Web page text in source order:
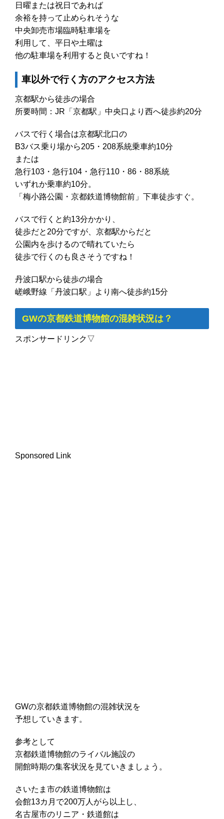
日曜または祝日であれば
余裕を持って止められそうな
中央卸売市場臨時駐車場を
利用して、平日や土曜は
他の駐車場を利用すると良いですね！
車以外で行く方のアクセス方法
京都駅から徒歩の場合
所要時間：JR「京都駅」中央口より西へ徒歩約20分
バスで行く場合は京都駅北口の
B3バス乗り場から205・208系統乗車約10分
または
急行103・急行104・急行110・86・88系統
いずれか乗車約10分。
「梅小路公園・京都鉄道博物館前」下車徒歩すぐ。
バスで行くと約13分かかり、
徒歩だと20分ですが、京都駅からだと
公園内を歩けるので晴れていたら
徒歩で行くのも良さそうですね！
丹波口駅から徒歩の場合
嵯峨野線「丹波口駅」より南へ徒歩約15分
GWの京都鉄道博物館の混雑状況は？
スポンサードリンク▽
Sponsored Link
GWの京都鉄道博物館の混雑状況を
予想していきます。
参考として
京都鉄道博物館のライバル施設の
開館時期の集客状況を見ていきましょう。
さいたま市の鉄道博物館は
会館13カ月で200万人がら以上し、
名古屋市のリニア・鉄道館は